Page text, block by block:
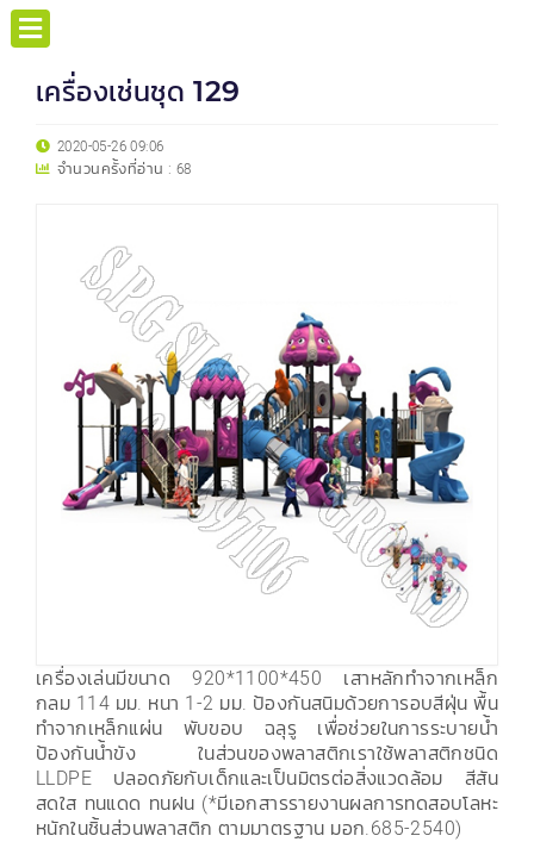
เครื่องเช่นชุด 129
2020-05-26 09:06
จำนวนครั้งที่อ่าน : 68
เครื่องเล่นมีขนาด 920*1100*450 เสาหลักทำจากเหล็ก
กลม 114 มม. หนา 1-2 มม. ป้องกันสนิมด้วยการอบสีฝุ่น พื้น
ทำจากเหล็กแผ่น พับขอบ ฉลุรู เพื่อช่วยในการระบายน้ำ
ป้องกันน้ำขัง ในส่วนของพลาสติกเราใช้พลาสติกชนิด
LLDPE ปลอดภัยกับเด็กและเป็นมิตรต่อสิ่งแวดล้อม สีสัน
สดใส ทนแดด ทนฝน (*มีเอกสารรายงานผลการทดสอบโลหะ
หนักในชิ้นส่วนพลาสติก ตามมาตรฐาน มอก.685-2540)